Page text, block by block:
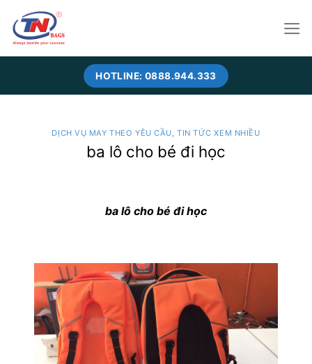
content
HOTLINE: 0888.944.333
DỊCH VỤ MAY THEO YÊU CẦU,TIN TỨC XEM NHIỀU
ba lô cho bé đi học
ba lô cho bé đi học